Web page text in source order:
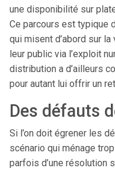
une disponibilité sur
Ce parcours est typique
qui misent d’abord sur
leur public via l’exploit
distribution a d’ailleurs
pour autant lui offrir un
Des défauts
Si l’on doit égrener les
scénario qui ménage
parfois d’une résolution